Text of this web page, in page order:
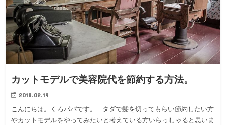
カットモデルで美容院代を節約する方法。
2018.02.19
こんにちは。くろパパです。 タダで髪を切ってもらい節約したい方
やカットモデルをやってみたいと考えている方いらっしゃると思いま